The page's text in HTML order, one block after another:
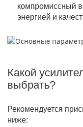
компромиссный
энергией и
Какой
выбрать?
Рекомендуется
ниже: